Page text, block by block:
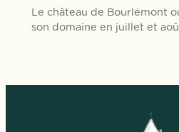
Le château de Bourlémont
son domaine en juillet et